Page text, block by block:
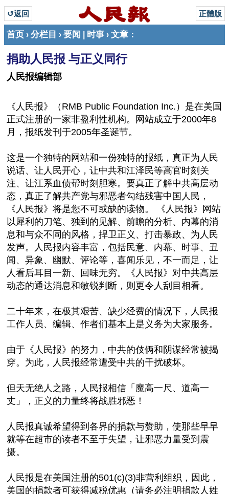
↺返回 正體版
首页 › 分栏目 › 要闻 时事 › 文章 ：
捐助人民报 与正义同行
人民报编辑部
《人民报》（RMB Public Foundation Inc.）是在美国
正式注册的一家非盈利性机构。网站成立于2000年8
月，报纸发刊于2005年圣诞节。
这是一个独特的网站和一份独特的报纸，真正为人民
说话、让人民开心，让中共和江泽民等高官时刻关
注、让江系血债帮时刻胆寒。要真正了解中共高层动
态，真正了解共产党与邪恶者勾结残害中国人民，
《人民报》将是您不可或缺的读物。 《人民报》网站
以犀利的刀笔、独到的见解、前瞻的分析、内幕的消
息和与众不同的风格，捍卫正义、打击暴政、为人民
发声。人民报内容丰富，包括民意、内幕、时事、丑
闻、异象、幽默、评论等，喜闻乐见，不一而足，让
人看后耳目一新、回味无穷。《人民报》对中共高层
动态的通达消息和敏锐判断，则更令人刮目相看。
二十年来，在极其艰苦、缺少经费的情况下，人民报
工作人员、编辑、作者们基本上是义务为大家服务。
由于《人民报》的努力，中共的伎俩和阴谋经常被揭
穿。为此，人民报经常遭受中共的干扰破坏。
但天无绝人之路，人民报相信「魔高一尺、道高一
丈」，正义的力量终将战胜邪恶！
人民报真诚希望得到各界的捐款与赞助，使那些早早
就等在超市的读者不至于失望，让邪恶力量受到震
摄。
人民报是在美国注册的501(c)(3)非营利组织，因此，
美国的捐款者可获得减税优惠（请务必注明捐款人姓